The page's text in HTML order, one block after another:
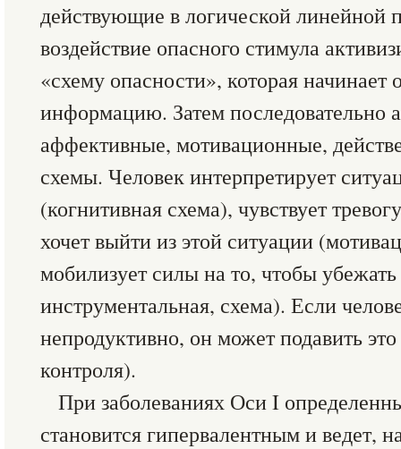
действующие в логической линейной
воздействие опасного стимула
«схему опасности», которая начинает
информацию. Затем последовательно
аффективные, мотивационные,
схемы. Человек интерпретирует
(когнитивная схема), чувствует
хочет выйти из этой ситуации
мобилизует силы на то, чтобы
инструментальная, схема). Если
непродуктивно, он может подавить
контроля).
При заболеваниях Оси I
становится гипервалентным и ведет,